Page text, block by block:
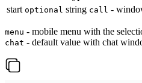
start optional string call -
menu - mobile menu with the
chat - default value with chat